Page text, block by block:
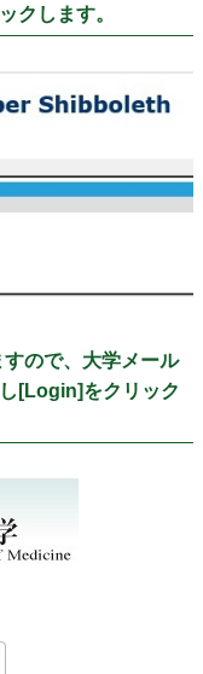
クします。
ので、大学メール
[Login]をクリック